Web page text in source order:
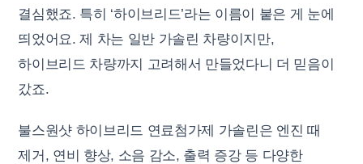
결심했죠. 특히 ‘하이브리드’라는 이름이 붙은 게 눈에
띄었어요. 제 차는 일반 가솔린 차량이지만,
하이브리드 차량까지 고려해서 만들었다니 더 믿음이
갔죠.
불스원샷 하이브리드 연료첨가제 가솔린은 엔진 때
제거, 연비 향상, 소음 감소, 출력 증강 등 다양한